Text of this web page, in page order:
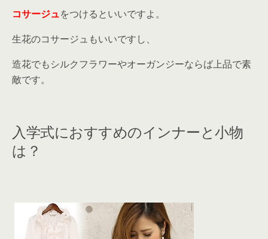
コサージュをつけるといいですよ。
生花のコサージュもいいですし、
造花でもシルクフラワーやオーガンジーならば上品で素
敵です。
入学式におすすめのインナーと小物
は？